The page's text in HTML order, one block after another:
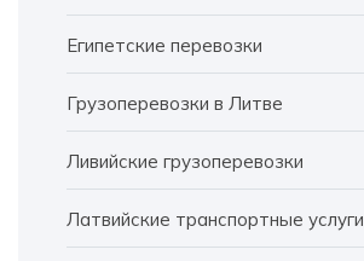
Египетские перевозки
Грузоперевозки в Литве
Ливийские грузоперевозки
Латвийские транспортные услуги